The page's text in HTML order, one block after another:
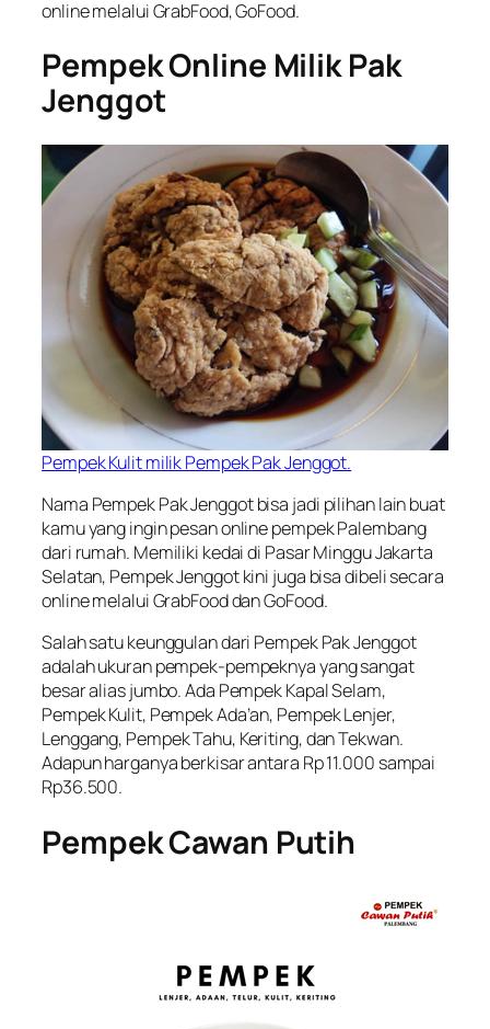
online melalui GrabFood, GoFood.
Pempek Online Milik Pak
Jenggot
Pempek Kulit milik Pempek Pak Jenggot.
Nama Pempek Pak Jenggot bisa jadi pilihan lain buat
kamu yang ingin pesan online pempek Palembang
dari rumah. Memiliki kedai di Pasar Minggu Jakarta
Selatan, Pempek Jenggot kini juga bisa dibeli secara
online melalui GrabFood dan GoFood.
Salah satu keunggulan dari Pempek Pak Jenggot
adalah ukuran pempek-pempeknya yang sangat
besar alias jumbo. Ada Pempek Kapal Selam,
Pempek Kulit, Pempek Ada’an, Pempek Lenjer,
Lenggang, Pempek Tahu, Keriting, dan Tekwan.
Adapun harganya berkisar antara Rp 11.000 sampai
Rp36.500.
Pempek Cawan Putih